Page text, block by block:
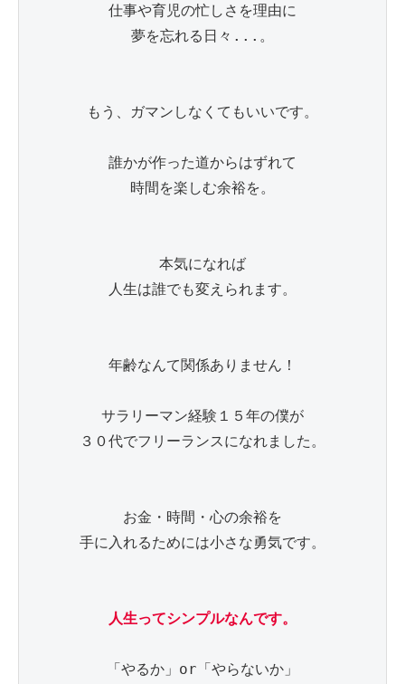
仕事や育児の忙しさを理由に
夢を忘れる日々...。
もう、ガマンしなくてもいいです。
誰かが作った道からはずれて
時間を楽しむ余裕を。
本気になれば
人生は誰でも変えられます。
年齢なんて関係ありません！
サラリーマン経験１５年の僕が
３０代でフリーランスになれました。
お金・時間・心の余裕を
手に入れるためには小さな勇気です。
「やるか」or「やらないか」